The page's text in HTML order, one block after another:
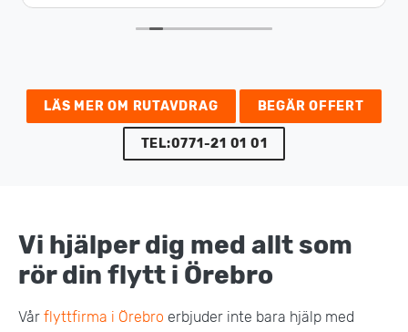
LÄS MER OM RUTAVDRAG BEGÄR OFFERT
TEL:0771-21 01 01
Vi hjälper dig med allt som
rör din flytt i Örebro
Vår flyttfirma i Örebro erbjuder inte bara hjälp med